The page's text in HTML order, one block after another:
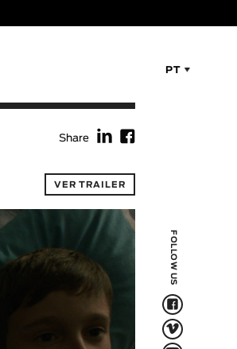
PT
FOLLOW US
F
V
Share f F
VER TRAILER